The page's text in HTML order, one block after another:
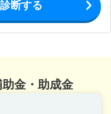
断する
金・助成金